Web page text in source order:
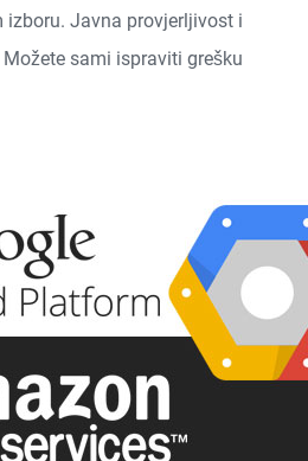
izboru. Javna provjerljivost i
sami ispraviti grešku